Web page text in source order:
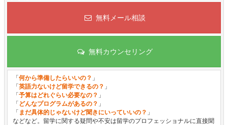
無料メール相談
無料カウンセリング
「何から準備したらいいの？ 」
「英語力ないけど留学できるの？ 」
「予算はどれぐらい必要なの？ 」
「 どんなプログラムがあるの？ 」
「 まだ具体的じゃないけど聞きにいっていいの？ 」
などなど。留学に関する疑問や不安は留学のプロフェッショナルに直接聞